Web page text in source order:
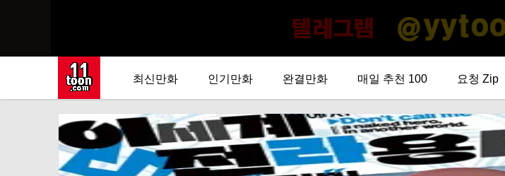
최신만화 인기만화 완결만화 매일 추천 100 요청 Zip